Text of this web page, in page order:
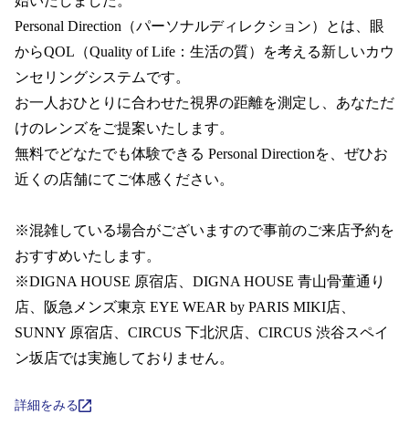
ブランド一覧
コンテンツを探す
スタッフコンテンツ
スタッフコンテンツ一覧
コーディネート
レビュー
ブログ
お知らせ
Personal Direction（パーソナルディレクション）とは、眼
からQOL（Quality of Life：生活の質）を考える新しいカウ
ンセリングシステムです。
お一人おひとりに合わせた視界の距離を測定し、あなただ
けのレンズをご提案いたします。
無料でどなたでも体験できる Personal Directionを、ぜひお
近くの店舗にてご体感ください。
※混雑している場合がございますので事前のご来店予約を
おすすめいたします。
※DIGNA HOUSE 原宿店、DIGNA HOUSE 青山骨董通り
店、阪急メンズ東京 EYE WEAR by PARIS MIKI店、
SUNNY 原宿店、CIRCUS 下北沢店、CIRCUS 渋谷スペイ
ン坂店では実施しておりません。
詳細をみる